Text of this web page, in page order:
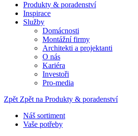
Produkty & poradenství
Inspirace
Služby
Domácnosti
Montážní firmy
Architekti a projektanti
O nás
Kariéra
Investoři
Pro-media
Zpět Zpět na Produkty & poradenství
Náš sortiment
Vaše potřeby